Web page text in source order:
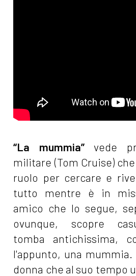
“La mummia”vede
militare (Tom Cruise)
ruolo per cercare e
tutto mentre è in
amico che lo segue,
ovunque, scopre
tomba antichissima,
l'appunto, una
donna che al suo tempo